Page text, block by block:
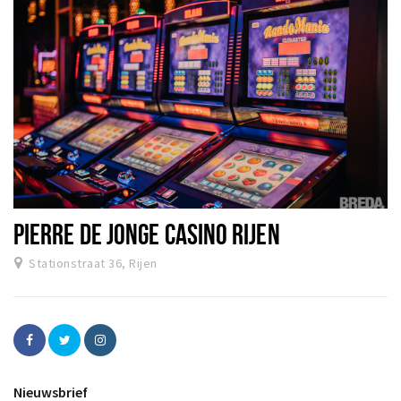
PIERRE DE JONGE CASINO RIJEN
Stationstraat 36, Rijen
Nieuwsbrief